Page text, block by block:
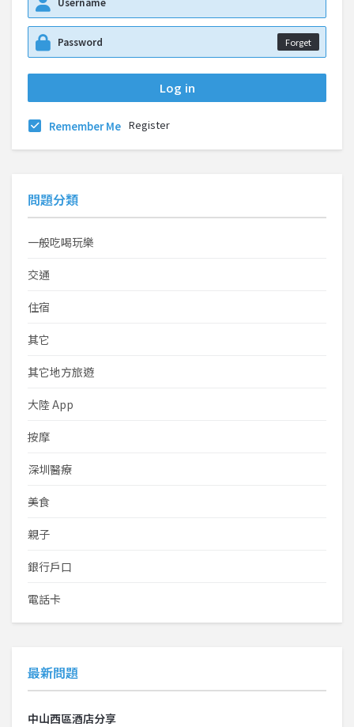
Forget
Remember Me Register
問題分類
一般吃喝玩樂
交通
住宿
其它
其它地方旅遊
大陸 App
按摩
深圳醫療
美食
親子
銀行戶口
電話卡
最新問題
中山西區酒店分享